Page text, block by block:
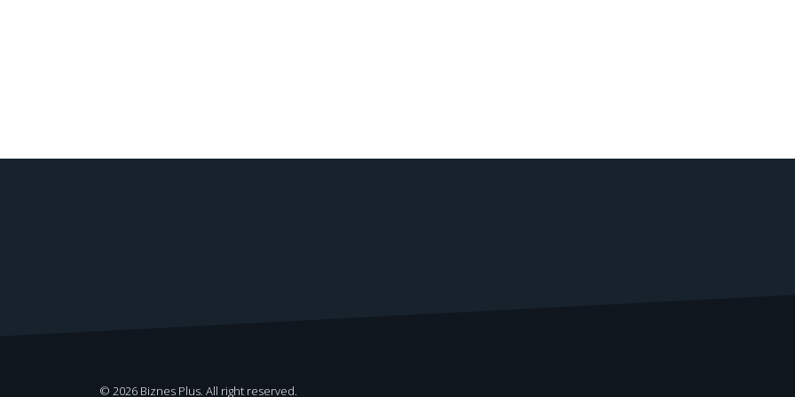
© 2026 Biznes Plus. All right reserved.